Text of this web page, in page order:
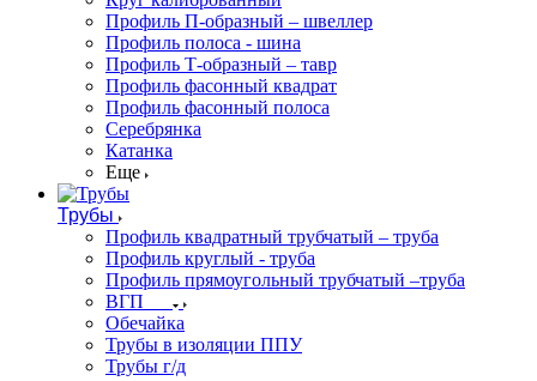
Профиль П-образный – швеллер
Профиль полоса - шина
Профиль Т-образный – тавр
Профиль фасонный квадрат
Профиль фасонный полоса
Серебрянка
Катанка
Еще
Трубы
Профиль квадратный трубчатый – труба
Профиль круглый - труба
Профиль прямоугольный трубчатый –труба
ВГП
Обечайка
Трубы в изоляции ППУ
Трубы г/д